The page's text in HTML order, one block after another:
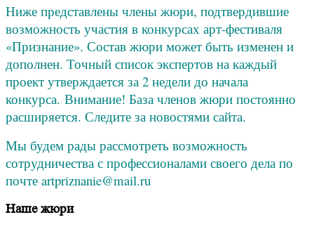
Ниже представлены члены жюри, подтвердившие
возможность участия в конкурсах арт-фестиваля
«Признание». Состав жюри может быть изменен и
дополнен. Точный список экспертов на каждый
проект утверждается за 2 недели до начала
конкурса. Внимание! База членов жюри постоянно
расширяется. Следите за новостями сайта.
Мы будем рады рассмотреть возможность
сотрудничества с профессионалами своего дела по
почте artpriznanie@mail.ru
Наше жюри